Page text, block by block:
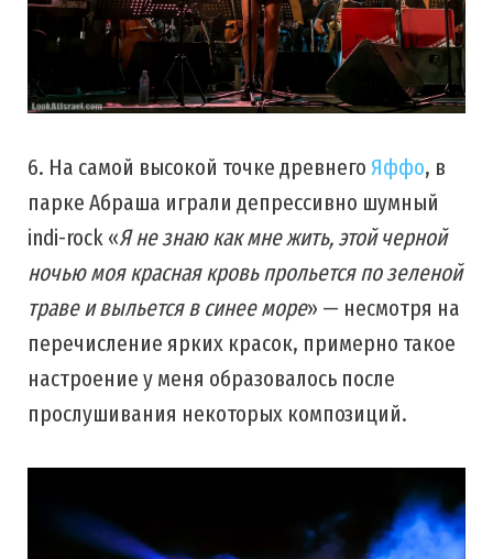
6. На самой высокой точке древнего Яффо, в
парке Абраша играли депрессивно шумный
indi-rock «Я не знаю как мне жить, этой черной
ночью моя красная кровь прольется по зеленой
траве и выльется в синее море» — несмотря на
перечисление ярких красок, примерно такое
настроение у меня образовалось после
прослушивания некоторых композиций.